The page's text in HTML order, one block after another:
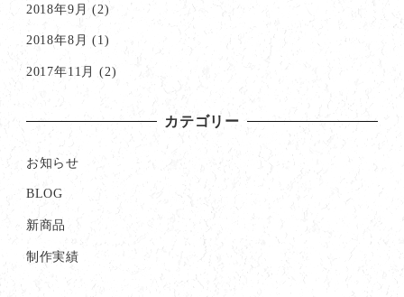
2018年9月 (2)
2018年8月 (1)
2017年11月 (2)
カテゴリー
お知らせ
BLOG
新商品
制作実績